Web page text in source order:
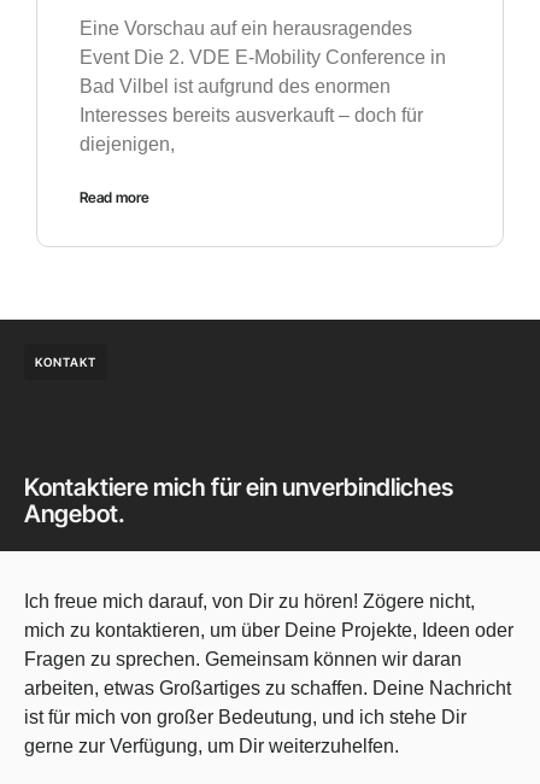
Eine Vorschau auf ein herausragendes
Event Die 2. VDE E-Mobility Conference in
Bad Vilbel ist aufgrund des enormen
Interesses bereits ausverkauft – doch für
diejenigen,
Read more
KONTAKT
Kontaktiere mich für ein unverbindliches
Angebot.
Ich freue mich darauf, von Dir zu hören! Zögere nicht,
mich zu kontaktieren, um über Deine Projekte, Ideen oder
Fragen zu sprechen. Gemeinsam können wir daran
arbeiten, etwas Großartiges zu schaffen. Deine Nachricht
ist für mich von großer Bedeutung, und ich stehe Dir
gerne zur Verfügung, um Dir weiterzuhelfen.